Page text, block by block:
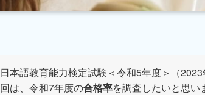
日本語教育能力検定試験＜令和5年度＞（
回は、令和7年度の合格率を調査したいと思い